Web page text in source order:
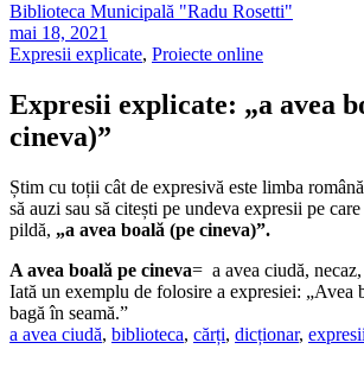
Biblioteca Municipală "Radu Rosetti"
mai 18, 2021
Expresii explicate, Proiecte online
Expresii explicate: „a avea
cineva)”
Știm cu toții cât de expresivă este limba
să auzi sau să citești pe undeva expresii pe
pildă, „a avea boală (pe cineva)”.
A avea boală pe cineva= a avea ciudă,
Iată un exemplu de folosire a expresiei: „Avea
bagă în seamă.”
a avea ciudă, biblioteca, cărți, dicționar,